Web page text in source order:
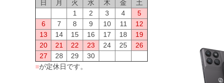
日
月 火 水 木 金
土
1
2 3 4
5
6
7 8 9 10 11
12
13
14 15 16 17 18
19
20
21 22 23 24 25
26
27
28 29
30
■が定休日です。